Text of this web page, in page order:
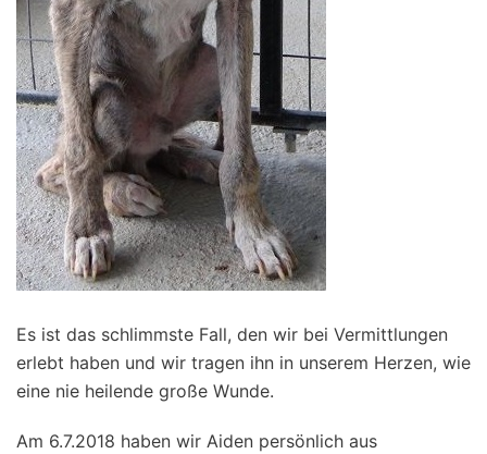
Es ist das schlimmste Fall, den wir bei Vermittlungen
erlebt haben und wir tragen ihn in unserem Herzen, wie
eine nie heilende große Wunde.
Am 6.7.2018 haben wir Aiden persönlich aus